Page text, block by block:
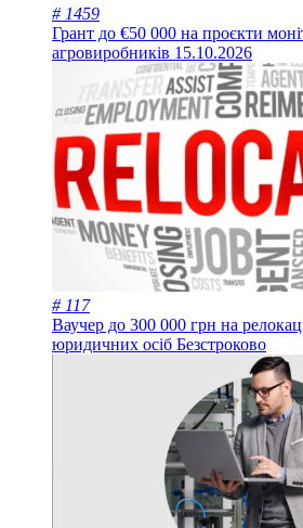
# 1459
Грант до €50 000 на проєкти
агровиробників 15.10.2026
# 117
Ваучер до 300 000 грн на
юридичних осіб Безстроково